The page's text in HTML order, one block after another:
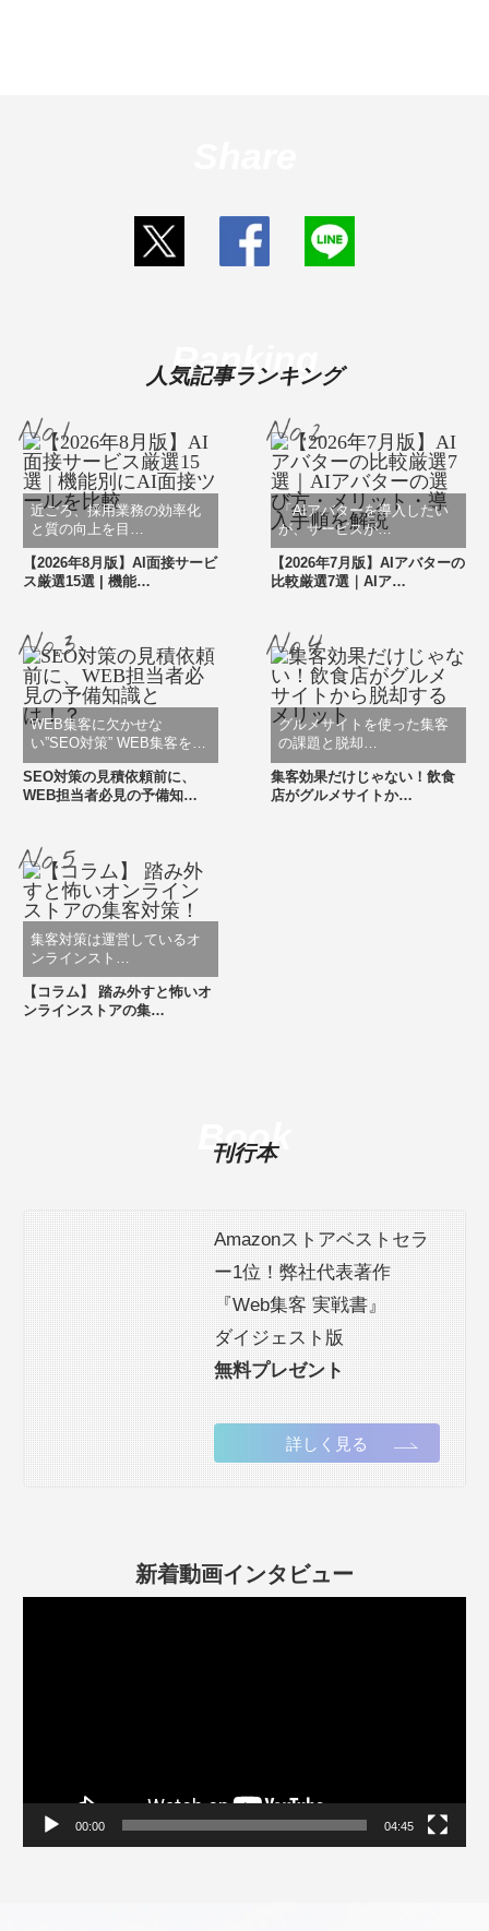
人気記事ランキング
Ranking
近ごろ、採用業務の効率化
と質の向上を目…
【2026年8月版】AI面接サービ
ス厳選15選 | 機能…
「AIアバターを導入したい
が、サービスが…
【2026年7月版】AIアバターの
比較厳選7選｜AIア…
WEB集客に欠かせな
い”SEO対策” WEB集客を…
SEO対策の見積依頼前に、
WEB担当者必見の予備知…
グルメサイトを使った集客
の課題と脱却…
集客効果だけじゃない！飲食
店がグルメサイトか…
集客対策は運営しているオ
ンラインスト…
【コラム】 踏み外すと怖いオ
ンラインストアの集…
刊行本
Book
Amazonストアベストセラ
ー1位！弊社代表著作
『Web集客 実戦書』
ダイジェスト版
無料プレゼント
詳しく見る
新着動画インタビュー
00:00 04:45